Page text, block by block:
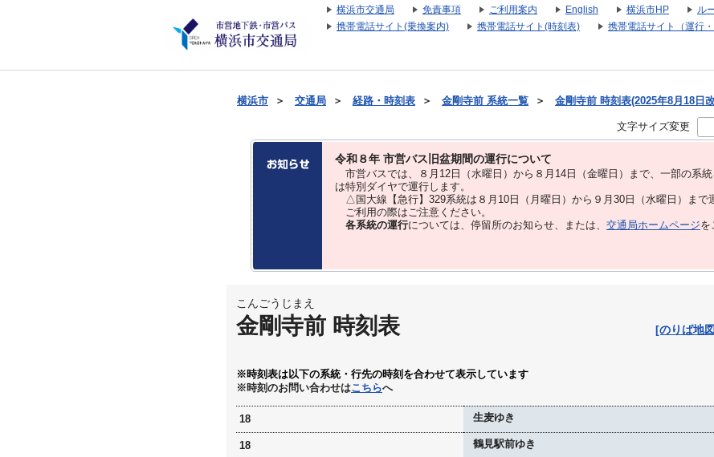
横浜市交通局 免責事項 ご利用案内 English 横浜市HP ル
携帯電話サイト(乗換案内)
携帯電話サイト(時刻表) 携帯電話サイト（運行・
横浜市 ＞ 交通局 ＞ 経路・時刻表 ＞ 金剛寺前 系統一覧 ＞ 金剛寺前 時刻表(2025年8月18日
文字サイズ変更
令和８年 市営バス旧盆期間の運行について
市営バスでは、８⽉12⽇（水曜日）から８⽉14⽇（金曜日）まで、⼀部の系
は特別ダイヤで運⾏します。
△国大線【急行】329系統は８月10日（月曜日）から９月30日（水曜日）まで
ご利用の際はご注意ください。
各系統の運行については、停留所のお知らせ、または、 交通局ホームページを
こんごうじまえ
金剛寺前 時刻表 [のりば地
※時刻表は以下の系統・行先の時刻を合わせて表示しています
※時刻のお問い合わせはこちらへ
18 生麦ゆき
18 鶴見駅前ゆき